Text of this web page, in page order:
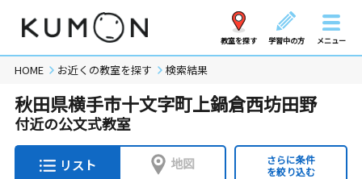
教室を探す 学習中の方 メニュー
HOME お近くの教室を探す 検索結果
秋田県横手市十文字町上鍋倉西坊田野
付近の公文式教室
リスト 地図
さらに条件
を絞り込む